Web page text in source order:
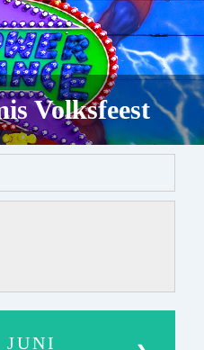
Volksfeest
JUNI